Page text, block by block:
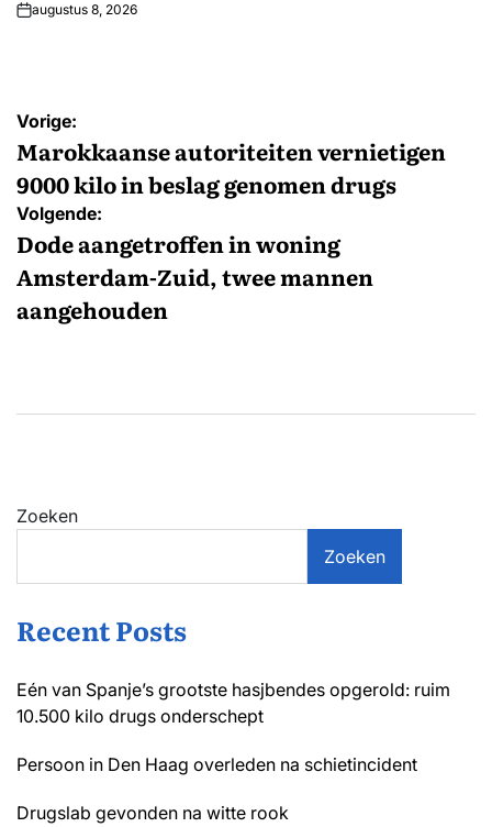
augustus 8, 2026
Bericht
navigatie
Vorige:
Marokkaanse autoriteiten vernietigen
9000 kilo in beslag genomen drugs
Volgende:
Dode aangetroffen in woning
Amsterdam-Zuid, twee mannen
aangehouden
Zoeken
Zoeken
Recent Posts
Eén van Spanje’s grootste hasjbendes opgerold: ruim
10.500 kilo drugs onderschept
Persoon in Den Haag overleden na schietincident
Drugslab gevonden na witte rook